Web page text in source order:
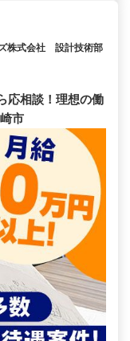
株式会社 設計技術部
応相談！理想の働
市